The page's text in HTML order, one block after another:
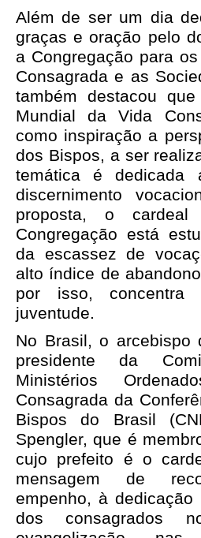
Além de ser um dia
graças e oração pelo
a Congregação para
Consagrada e as
também destacou
Mundial da Vida
como inspiração a
dos Bispos, a ser
temática é
discernimento
proposta, o
Congregação está
da escassez de
alto índice de
por isso,
juventude.
No Brasil, o arcebispo
presidente da
Ministérios
Consagrada da
Bispos do Brasil
Spengler, que é
cujo prefeito é o
mensagem de
empenho, à
dos consagrados